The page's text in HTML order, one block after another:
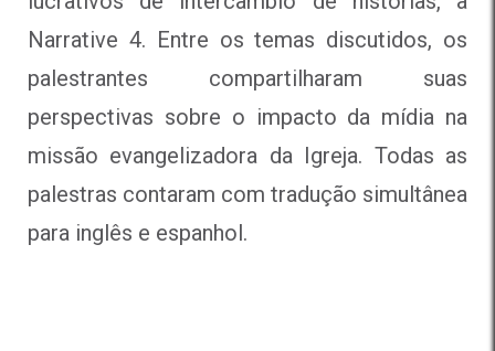
Narrative 4. Entre os temas discutidos, os
palestrantes compartilharam suas
perspectivas sobre o impacto da mídia na
missão evangelizadora da Igreja. Todas as
palestras contaram com tradução simultânea
para inglês e espanhol.